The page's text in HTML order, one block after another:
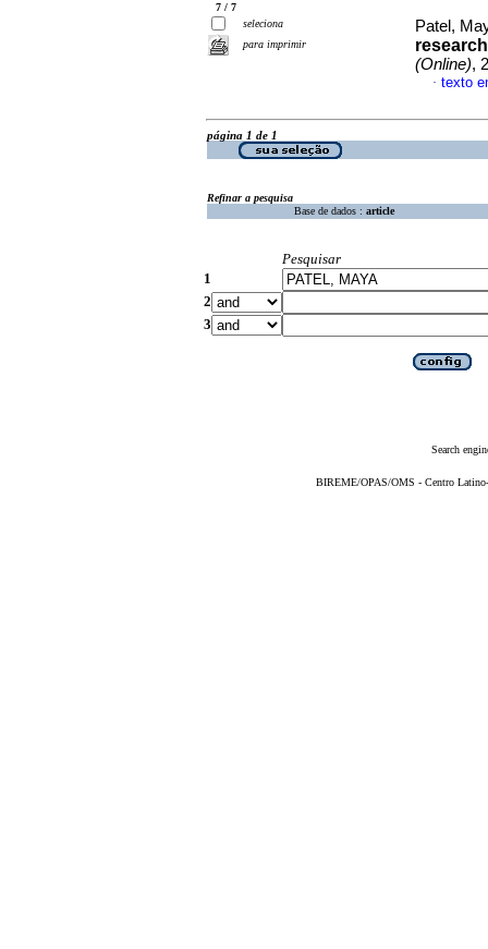
7 / 7
seleciona
para imprimir
Patel,
(Online),
· texto
página 1 de 1
Refinar a pesquisa
Base de dados : article
Pesquisar
1
2
3
Search
BIREME/OPAS/OMS - Centro Latino-